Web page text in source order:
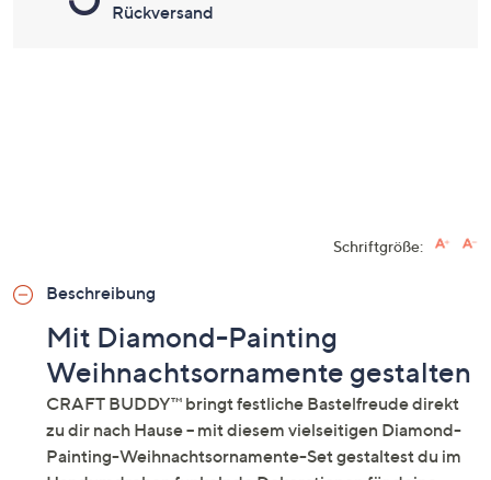
Rückversand
Schriftgröße:
Beschreibung
Mit Diamond-Painting
Weihnachtsornamente gestalten
CRAFT BUDDY™ bringt festliche Bastelfreude direkt
zu dir nach Hause – mit diesem vielseitigen Diamond-
Painting-Weihnachtsornamente-Set gestaltest du im